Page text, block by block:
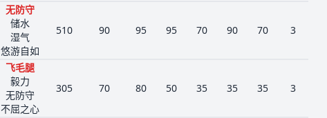
无防守
储水
湿气
悠游自如
510 90 95 95 70 90 70 3
飞毛腿
毅力
无防守
不屈之心
305 70 80 50 35 35 35 3